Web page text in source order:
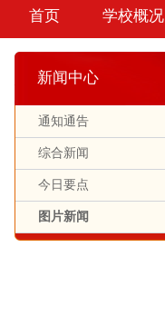
首页 学校概况
新闻中心
通知通告
综合新闻
今日要点
图片新闻